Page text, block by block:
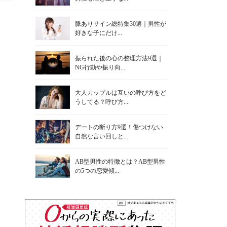
脈ありサイン総特集30選｜男性が
好きな子にだけ...
振られた後の心の整理方法9選｜
NG行動や振り向...
大人カップルは互いの呼び方をど
うしてる？呼び方...
デートの断り方9選！傷つけない
自然な言い回しと...
AB型男性の特徴とは？AB型男性
の5つの恋愛傾...